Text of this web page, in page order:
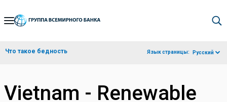
Skip
Navigation
Что такое бедность Язык страницы: Русский
Vietnam - Renewable